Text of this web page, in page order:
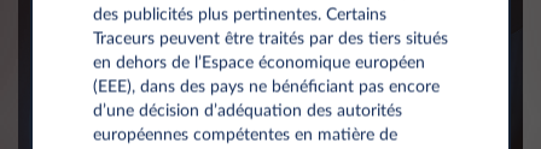
des publicités plus pertinentes. Certains
Traceurs peuvent être traités par des tiers situés
en dehors de l’Espace économique européen
(EEE), dans des pays ne bénéficiant pas encore
d’une décision d’adéquation des autorités
européennes compétentes en matière de